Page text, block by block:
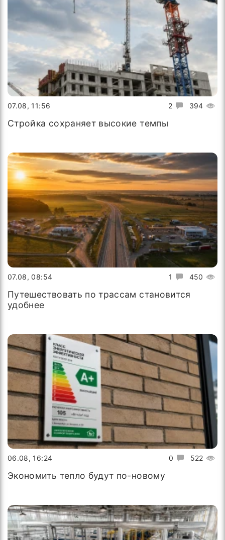
2 394
07.08, 11:56
Стройка сохраняет высокие темпы
1 450
07.08, 08:54
Путешествовать по трассам становится
удобнее
0 522
06.08, 16:24
Экономить тепло будут по-новому